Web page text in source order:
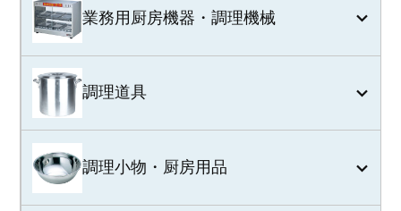
業務用厨房機器・調理機械
調理道具
調理小物・厨房用品